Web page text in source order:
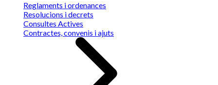
Reglaments i ordenances
Resolucions i decrets
Consultes Actives
Contractes, convenis i ajuts